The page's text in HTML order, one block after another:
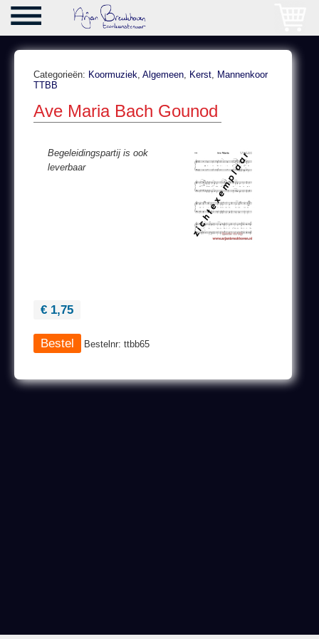
Categorieën: Koormuziek, Algemeen, Kerst, Mannenkoor
TTBB
Ave Maria Bach Gounod
Begeleidingspartij is ook
leverbaar
€ 1,75
Bestelnr: ttbb65